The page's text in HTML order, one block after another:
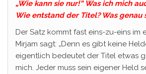
„Wie kann sie nur!“ Was ich mich
Wie entstand der Titel? Was genau
Der Satz kommt fast eins-zu-eins im
Mirjam sagt: „Denn es gibt keine
eigentlich bedeutet der Titel etwas
mich. Jeder muss sein eigener Held